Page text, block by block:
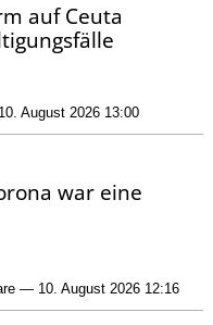
auf Ceuta
August 2026 13:00
war eine
— 10. August 2026 12:16